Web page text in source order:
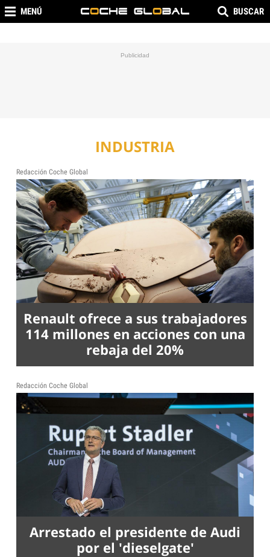
MENÚ BUSCAR
INDUSTRIA
Redacción Coche Global
Renault ofrece a sus trabajadores
114 millones en acciones con una
rebaja del 20%
Redacción Coche Global
Arrestado el presidente de Audi
por el 'dieselgate'